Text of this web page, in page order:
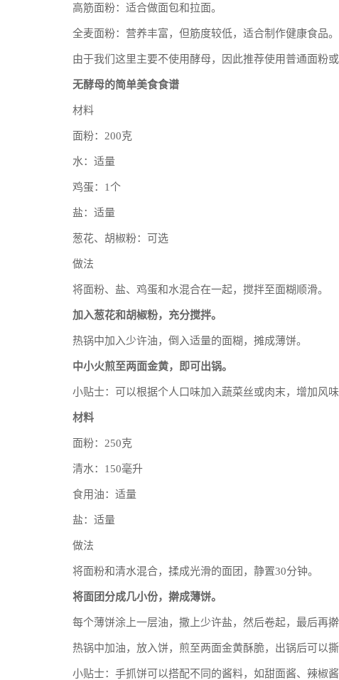
高筋面粉：适合做面包和拉面。
全麦面粉：营养丰富，但筋度较低，适合制作健康食品。
由于我们这里主要不使用酵母，因此推荐使用普通面粉或
无酵母的简单美食食谱
材料
面粉：200克
水：适量
鸡蛋：1个
盐：适量
葱花、胡椒粉：可选
做法
将面粉、盐、鸡蛋和水混合在一起，搅拌至面糊顺滑。
加入葱花和胡椒粉，充分搅拌。
热锅中加入少许油，倒入适量的面糊，摊成薄饼。
中小火煎至两面金黄，即可出锅。
小贴士：可以根据个人口味加入蔬菜丝或肉末，增加风味
材料
面粉：250克
清水：150毫升
食用油：适量
盐：适量
做法
将面粉和清水混合，揉成光滑的面团，静置30分钟。
将面团分成几小份，擀成薄饼。
每个薄饼涂上一层油，撒上少许盐，然后卷起，最后再擀
热锅中加油，放入饼，煎至两面金黄酥脆，出锅后可以撕
小贴士：手抓饼可以搭配不同的酱料，如甜面酱、辣椒酱